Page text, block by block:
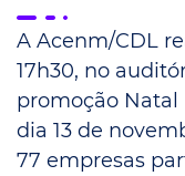
A Acenm/CDL
17h30, no
promoção Natal
dia 13 de
77 empresas